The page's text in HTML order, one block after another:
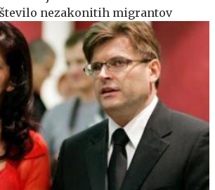
nezakonitih migrantov